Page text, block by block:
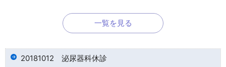
一覧を見る
20181012 泌尿器科休診